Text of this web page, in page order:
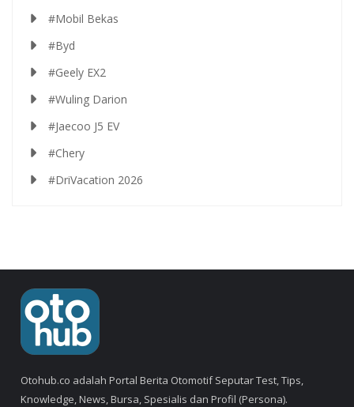
#Mobil Bekas
#Byd
#Geely EX2
#Wuling Darion
#Jaecoo J5 EV
#Chery
#DriVacation 2026
Otohub.co adalah Portal Berita Otomotif Seputar Test, Tips,
Knowledge, News, Bursa, Spesialis dan Profil (Persona).